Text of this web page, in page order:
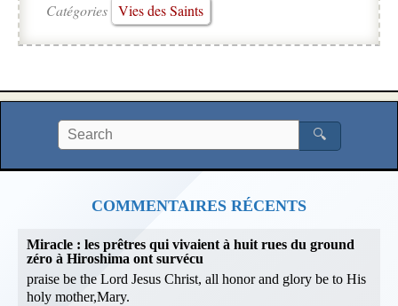
Catégories Vies des Saints
🔍
COMMENTAIRES RÉCENTS
Miracle : les prêtres qui vivaient à huit rues du ground
zéro à Hiroshima ont survécu
praise be the Lord Jesus Christ, all honor and glory be to His
holy mother,Mary.